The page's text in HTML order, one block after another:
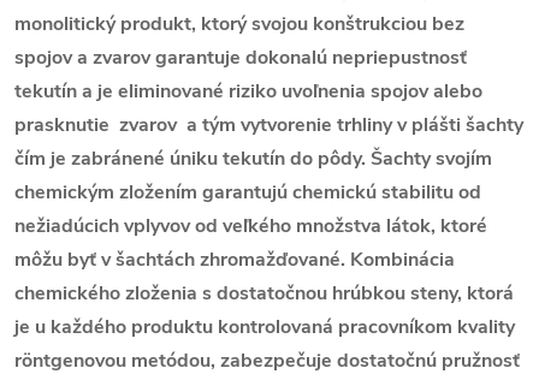
monolitický produkt, ktorý svojou konštrukciou bez
spojov a zvarov garantuje dokonalú nepriepustnosť
tekutín a je eliminované riziko uvoľnenia spojov alebo
prasknutie zvarov a tým vytvorenie trhliny v plášti šachty
čím je zabránené úniku tekutín do pôdy. Šachty svojím
chemickým zložením garantujú chemickú stabilitu od
nežiadúcich vplyvov od veľkého množstva látok, ktoré
môžu byť v šachtách zhromažďované. Kombinácia
chemického zloženia s dostatočnou hrúbkou steny, ktorá
je u každého produktu kontrolovaná pracovníkom kvality
röntgenovou metódou, zabezpečuje dostatočnú pružnosť